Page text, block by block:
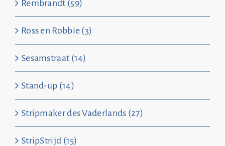
Rembrandt (59)
Ross en Robbie (3)
Sesamstraat (14)
Stand-up (14)
Stripmaker des Vaderlands (27)
StripStrijd (15)